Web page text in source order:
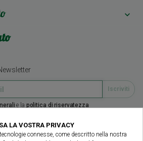

e la politica di riservatezza
LA VOSTRA PRIVACY
connesse, come descritto nella nostra